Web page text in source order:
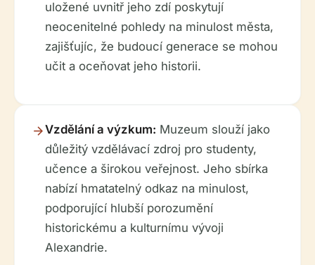
uložené uvnitř jeho zdí poskytují
neocenitelné pohledy na minulost města,
zajišťujíc, že budoucí generace se mohou
učit a oceňovat jeho historii.
Vzdělání a výzkum: Muzeum slouží jako
důležitý vzdělávací zdroj pro studenty,
učence a širokou veřejnost. Jeho sbírka
nabízí hmatatelný odkaz na minulost,
podporující hlubší porozumění
historickému a kulturnímu vývoji
Alexandrie.